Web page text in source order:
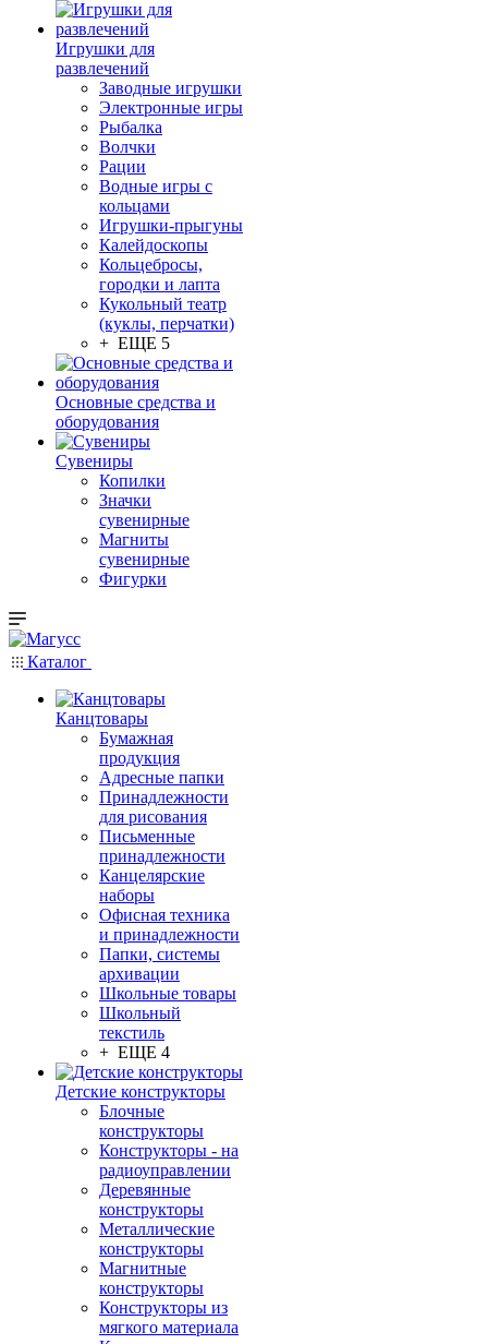
Игрушки для
развлечений
Заводные игрушки
Электронные игры
Рыбалка
Волчки
Рации
Водные игры с
кольцами
Игрушки-прыгуны
Калейдоскопы
Кольцебросы,
городки и лапта
Кукольный театр
(куклы, перчатки)
+ ЕЩЕ 5
Основные средства и
оборудования
Сувениры
Копилки
Значки
сувенирные
Магниты
сувенирные
Фигурки
Каталог
Канцтовары
Бумажная
продукция
Адресные папки
Принадлежности
для рисования
Письменные
принадлежности
Канцелярские
наборы
Офисная техника
и принадлежности
Папки, системы
архивации
Школьные товары
Школьный
текстиль
+ ЕЩЕ 4
Детские конструкторы
Блочные
конструкторы
Конструкторы - на
радиоуправлении
Деревянные
конструкторы
Металлические
конструкторы
Магнитные
конструкторы
Конструкторы из
мягкого материала